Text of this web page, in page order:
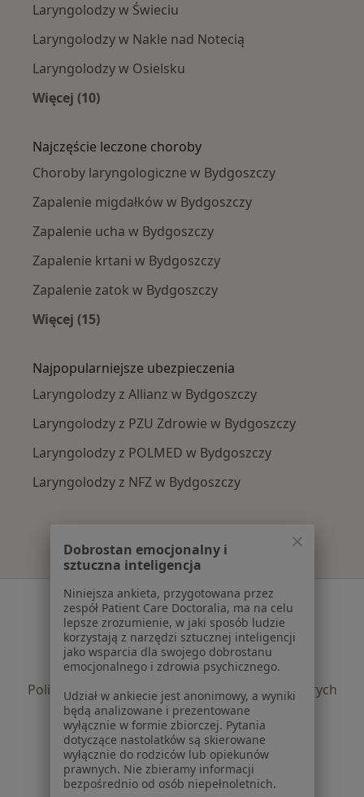
Laryngolodzy w Świeciu
Laryngolodzy w Nakle nad Notecią
Laryngolodzy w Osielsku
Więcej (10)
Najczęście leczone choroby
Choroby laryngologiczne w Bydgoszczy
Zapalenie migdałków w Bydgoszczy
Zapalenie ucha w Bydgoszczy
Zapalenie krtani w Bydgoszczy
Zapalenie zatok w Bydgoszczy
Więcej (15)
Najpopularniejsze ubezpieczenia
Laryngolodzy z Allianz w Bydgoszczy
Laryngolodzy z PZU Zdrowie w Bydgoszczy
Laryngolodzy z POLMED w Bydgoszczy
Laryngolodzy z NFZ w Bydgoszczy
Serwis
Regulamin
Polityka prywatności pacjentów
Polityka prywatności profesjonalistów
Polityka prywatności dla profesjonalistów, których
dane pozyskaliśmy samodzielnie
Polityka cookies
Jak działają wyniki wyszukiwania
Dostępność
O nas
Dobrostan emocjonalny i
sztuczna inteligencja
Niniejsza ankieta, przygotowana przez
zespół Patient Care Doctoralia, ma na celu
lepsze zrozumienie, w jaki sposób ludzie
korzystają z narzędzi sztucznej inteligencji
jako wsparcia dla swojego dobrostanu
emocjonalnego i zdrowia psychicznego.
Udział w ankiecie jest anonimowy, a wyniki
będą analizowane i prezentowane
wyłącznie w formie zbiorczej. Pytania
dotyczące nastolatków są skierowane
wyłącznie do rodziców lub opiekunów
prawnych. Nie zbieramy informacji
bezpośrednio od osób niepełnoletnich.